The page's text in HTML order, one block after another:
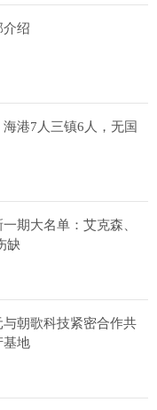
介绍
港7人三镇6人，无国
期大名单：艾克森、
缺
朝歌科技紧密合作共
基地